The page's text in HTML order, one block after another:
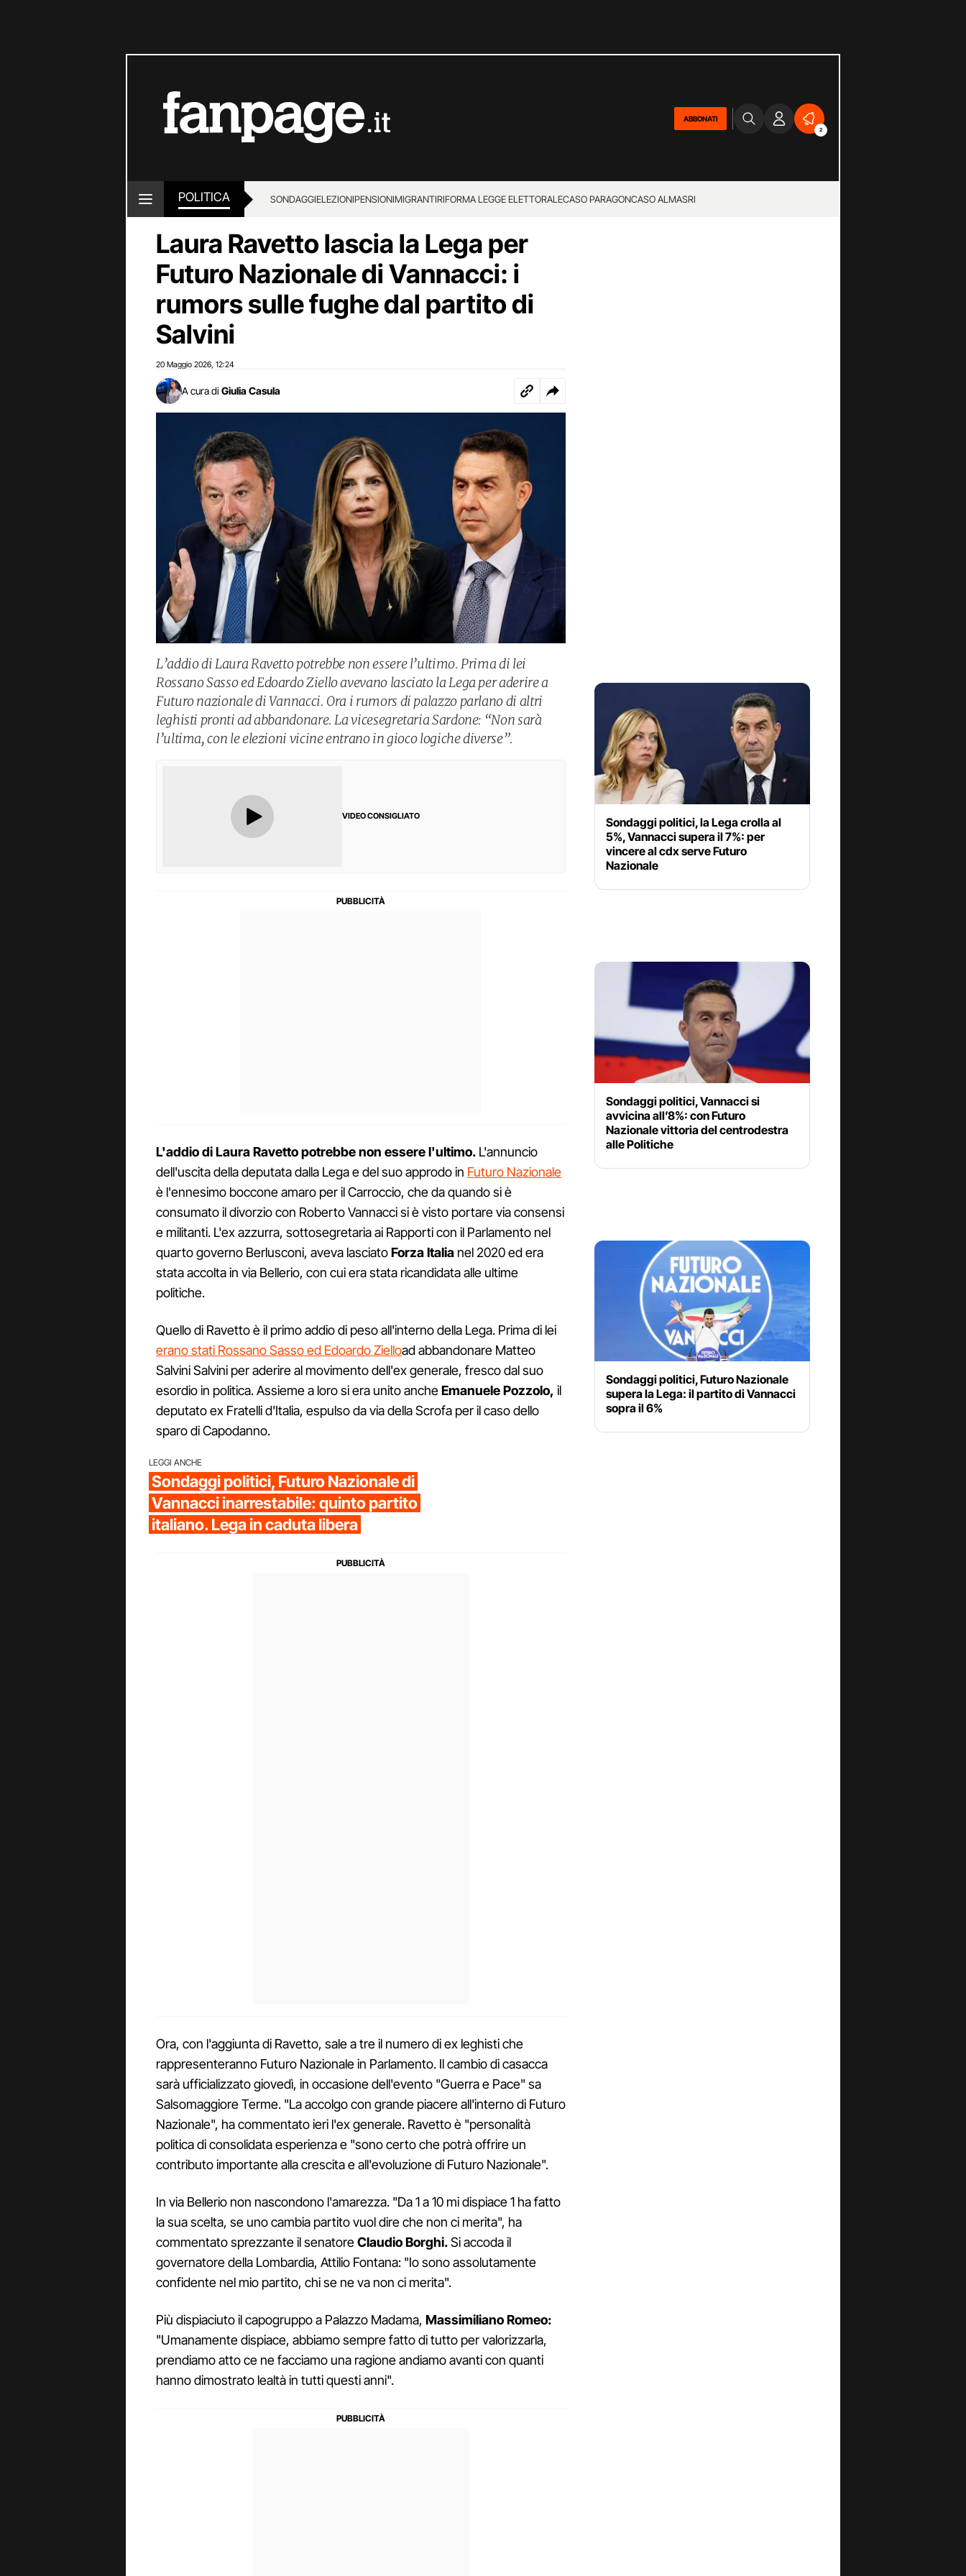
ABBONATI
2
POLITICA SONDAGGIELEZIONIPENSIONIMIGRANTIRIFORMA LEGGE ELETTORALECASO PARAGONCASO ALMASRI
Laura Ravetto lascia la Lega per
Futuro Nazionale di Vannacci: i
rumors sulle fughe dal partito di
Salvini
20 Maggio 2026 12:24
A cura di Giulia Casula
L’addio di Laura Ravetto potrebbe non essere l’ultimo. Prima di lei
Rossano Sasso ed Edoardo Ziello avevano lasciato la Lega per aderire a
Futuro nazionale di Vannacci. Ora i rumors di palazzo parlano di altri
leghisti pronti ad abbandonare. La vicesegretaria Sardone: “Non sarà
l’ultima, con le elezioni vicine entrano in gioco logiche diverse”.
VIDEO CONSIGLIATO
L'addio di Laura Ravetto potrebbe non essere l'ultimo. L'annuncio
dell'uscita della deputata dalla Lega e del suo approdo in Futuro Nazionale
è l'ennesimo boccone amaro per il Carroccio, che da quando si è
consumato il divorzio con Roberto Vannacci si è visto portare via consensi
e militanti. L'ex azzurra, sottosegretaria ai Rapporti con il Parlamento nel
quarto governo Berlusconi, aveva lasciatoForza Italia nel 2020 ed era
stata accolta in via Bellerio, con cui era stata ricandidata alle ultime
politiche.
Quello di Ravetto è il primo addio di peso all'interno della Lega. Prima di lei
erano stati Rossano Sasso ed Edoardo Zielload abbandonare Matteo
Salvini Salvini per aderire al movimento dell'ex generale, fresco dal suo
esordio in politica. Assieme a loro si era unito ancheEmanuele Pozzolo, il
deputato ex Fratelli d'Italia, espulso da via della Scrofa per il caso dello
sparo di Capodanno.
LEGGI ANCHE
Sondaggi politici, Futuro Nazionale di
Vannacci inarrestabile: quinto partito
italiano. Lega in caduta libera
Ora, con l'aggiunta di Ravetto, sale a tre il numero di ex leghisti che
rappresenteranno Futuro Nazionale in Parlamento. Il cambio di casacca
sarà ufficializzato giovedì, in occasione dell'evento "Guerra e Pace" sa
Salsomaggiore Terme. "La accolgo con grande piacere all'interno di Futuro
Nazionale", ha commentato ieri l'ex generale. Ravetto è "personalità
politica di consolidata esperienza e "sono certo che potrà offrire un
contributo importante alla crescita e all'evoluzione di Futuro Nazionale".
In via Bellerio non nascondono l'amarezza. "Da 1 a 10 mi dispiace 1 ha fatto
la sua scelta, se uno cambia partito vuol dire che non ci merita", ha
commentato sprezzante il senatoreClaudio Borghi.Si accoda il
governatore della Lombardia, Attilio Fontana: "Io sono assolutamente
confidente nel mio partito, chi se ne va non ci merita".
Più dispiaciuto il capogruppo a Palazzo Madama, Massimiliano Romeo:
"Umanamente dispiace, abbiamo sempre fatto di tutto per valorizzarla,
prendiamo atto ce ne facciamo una ragione andiamo avanti con quanti
hanno dimostrato lealtà in tutti questi anni".
Sondaggi politici, la Lega crolla al
5%, Vannacci supera il 7%: per
vincere al cdx serve Futuro
Nazionale
Sondaggi politici, Vannacci si
avvicina all’8%: con Futuro
Nazionale vittoria del centrodestra
alle Politiche
Sondaggi politici, Futuro Nazionale
supera la Lega: il partito di Vannacci
sopra il 6%